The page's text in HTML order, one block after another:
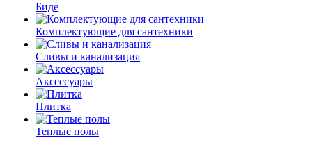
Биде
Комплектующие для сантехники
Сливы и канализация
Аксессуары
Плитка
Теплые полы